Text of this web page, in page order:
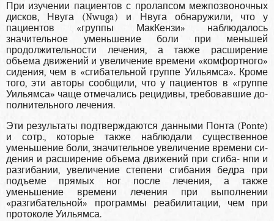
При изучении пациентов с пролапсом меж­позвоночных
дисков, Нвуга (Nwuga) и Нвуга об­наружили, что у
пациентов «группы МакКензи» наблюдалось
значительное уменьшение боли при меньшей
продолжительности лечения, а также расширение
объема движений и увеличение вре­мени «комфортного»
сидения, чем в «сгибатель­ной группе Уильямса». Кроме
того, эти авто­ры сообщили, что у пациентов в «группе
Уильям­са» чаще отмечались рецидивы, требовавшие до­
полнительного лечения.
Эти результаты под­тверждаются данными Понта (Ponte)
и сотр., ко­торые также наблюдали существенное
уменьше­ние боли, значительное увеличение времени си­
дения и расширение объема движений при сгиба- нпи и
разгибании, увеличение степени сгибания бедра при
подъеме прямых ног после лечения, а также
уменьшение времени лечения при выпол­нении
«разгибательной» программы реабилита­ции, чем при
протоколе Уильямса.